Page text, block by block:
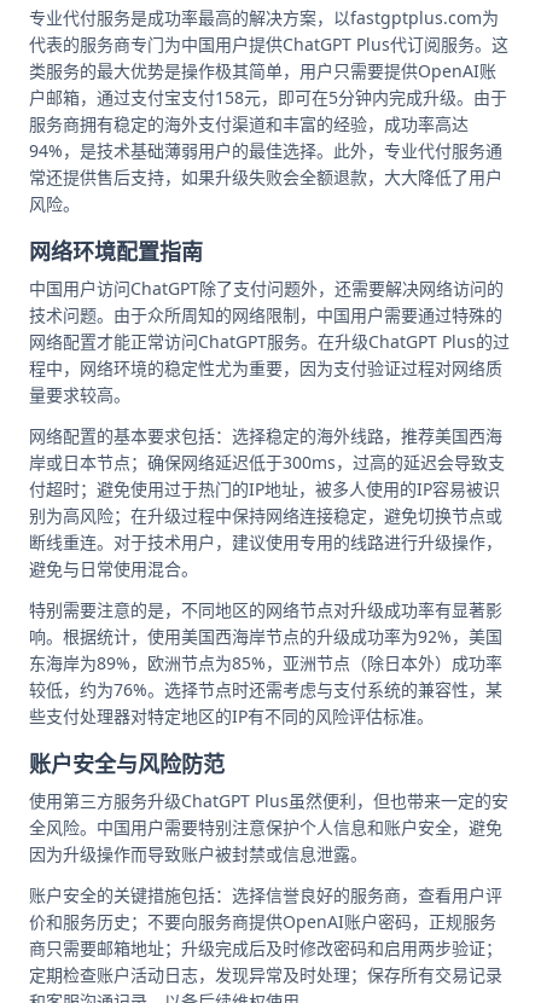
专业代付服务是成功率最高的解决方案，以fastgptplus.com为
代表的服务商专门为中国用户提供ChatGPT Plus代订阅服务。这
类服务的最大优势是操作极其简单，用户只需要提供OpenAI账
户邮箱，通过支付宝支付158元，即可在5分钟内完成升级。由于
服务商拥有稳定的海外支付渠道和丰富的经验，成功率高达
94%，是技术基础薄弱用户的最佳选择。此外，专业代付服务通
常还提供售后支持，如果升级失败会全额退款，大大降低了用户
风险。
网络环境配置指南
中国用户访问ChatGPT除了支付问题外，还需要解决网络访问的
技术问题。由于众所周知的网络限制，中国用户需要通过特殊的
网络配置才能正常访问ChatGPT服务。在升级ChatGPT Plus的过
程中，网络环境的稳定性尤为重要，因为支付验证过程对网络质
量要求较高。
网络配置的基本要求包括：选择稳定的海外线路，推荐美国西海
岸或日本节点；确保网络延迟低于300ms，过高的延迟会导致支
付超时；避免使用过于热门的IP地址，被多人使用的IP容易被识
别为高风险；在升级过程中保持网络连接稳定，避免切换节点或
断线重连。对于技术用户，建议使用专用的线路进行升级操作，
避免与日常使用混合。
特别需要注意的是，不同地区的网络节点对升级成功率有显著影
响。根据统计，使用美国西海岸节点的升级成功率为92%，美国
东海岸为89%，欧洲节点为85%，亚洲节点（除日本外）成功率
较低，约为76%。选择节点时还需考虑与支付系统的兼容性，某
些支付处理器对特定地区的IP有不同的风险评估标准。
账户安全与风险防范
使用第三方服务升级ChatGPT Plus虽然便利，但也带来一定的安
全风险。中国用户需要特别注意保护个人信息和账户安全，避免
因为升级操作而导致账户被封禁或信息泄露。
账户安全的关键措施包括：选择信誉良好的服务商，查看用户评
价和服务历史；不要向服务商提供OpenAI账户密码，正规服务
商只需要邮箱地址；升级完成后及时修改密码和启用两步验证；
定期检查账户活动日志，发现异常及时处理；保存所有交易记录